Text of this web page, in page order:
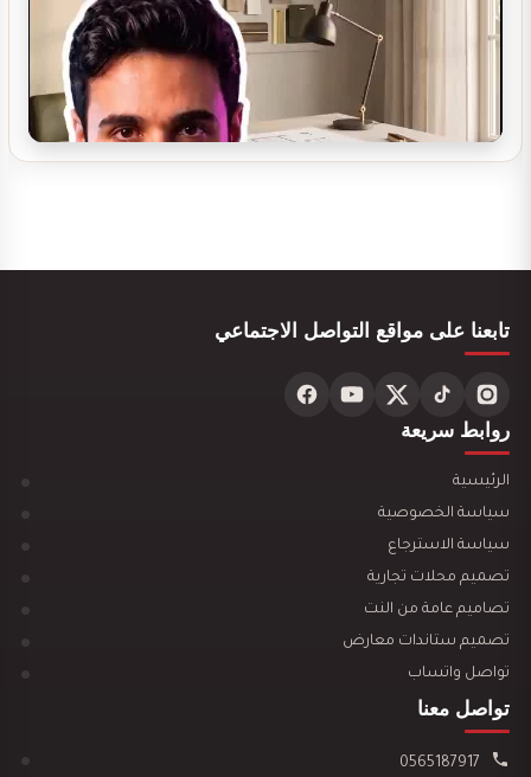
مغسلة سيارات يدوية و اتوماتيكية ديكور مودرن
تصميم ديكور سينما منزلية
تصميم ديكور مدينة العاب مائية
تابعنا على مواقع التواصل الاجتماعي
روابط سريعة
الرئيسية
سياسة الخصوصية
سياسة الاسترجاع
تصميم محلات تجارية
تصاميم عامة من النت
تصميم ستاندات معارض
تواصل واتساب
تواصل معنا